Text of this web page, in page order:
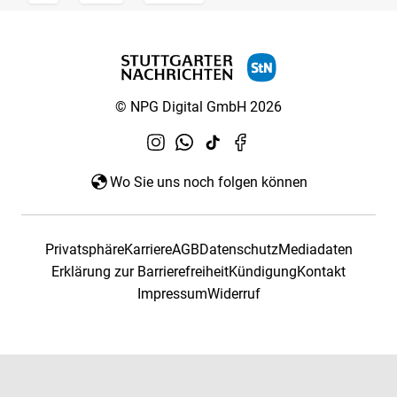
© NPG Digital GmbH 2026
Wo Sie uns noch folgen können
PrivatsphäreKarriereAGBDatenschutzMediadaten
Erklärung zur BarrierefreiheitKündigungKontakt
ImpressumWiderruf